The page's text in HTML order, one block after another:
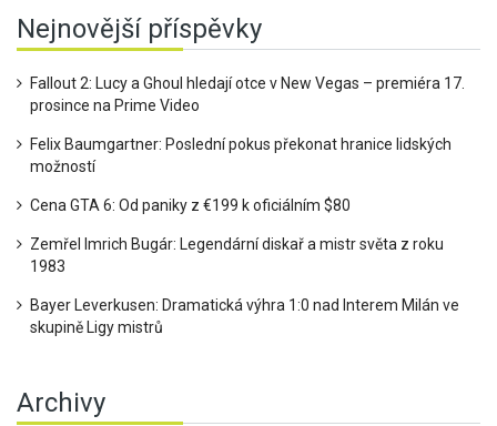
Nejnovější příspěvky
Fallout 2: Lucy a Ghoul hledají otce v New Vegas – premiéra 17.
prosince na Prime Video
Felix Baumgartner: Poslední pokus překonat hranice lidských
možností
Cena GTA 6: Od paniky z €199 k oficiálním $80
Zemřel Imrich Bugár: Legendární diskař a mistr světa z roku
1983
Bayer Leverkusen: Dramatická výhra 1:0 nad Interem Milán ve
skupině Ligy mistrů
Archivy